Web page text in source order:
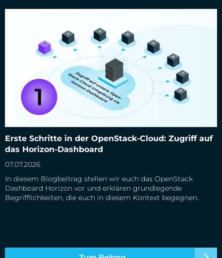
Erste Schritte in der OpenStack-Cloud: Zugriff auf
das Horizon-Dashboard
07.07.2026
In diesem Blogbeitrag stellen wir euch das OpenStack
Dashboard Horizon vor und erklären grundlegende
Begrifflichkeiten, die euch in diesem Kontext begegnen.
Erste Schritte in der OpenStack-Cloud: Zugriff auf das
Horizon-Dashboard